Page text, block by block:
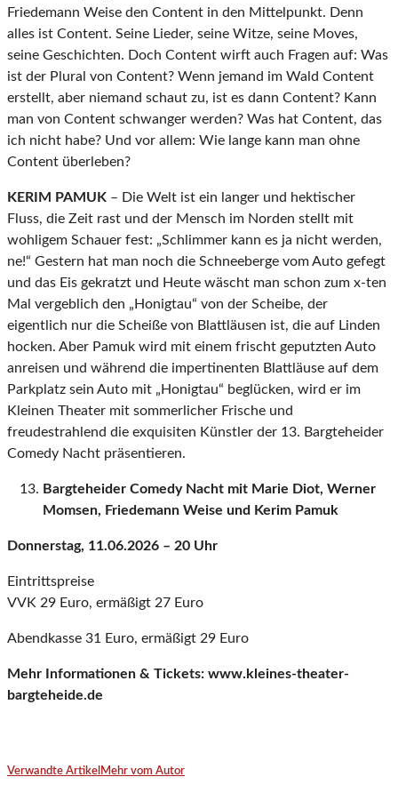
Friedemann Weise den Content in den Mittelpunkt. Denn
alles ist Content. Seine Lieder, seine Witze, seine Moves,
seine Geschichten. Doch Content wirft auch Fragen auf: Was
ist der Plural von Content? Wenn jemand im Wald Content
erstellt, aber niemand schaut zu, ist es dann Content? Kann
man von Content schwanger werden? Was hat Content, das
ich nicht habe? Und vor allem: Wie lange kann man ohne
Content überleben?
KERIM PAMUK – Die Welt ist ein langer und hektischer
Fluss, die Zeit rast und der Mensch im Norden stellt mit
wohligem Schauer fest: „Schlimmer kann es ja nicht werden,
ne!“ Gestern hat man noch die Schneeberge vom Auto gefegt
und das Eis gekratzt und Heute wäscht man schon zum x-ten
Mal vergeblich den „Honigtau“ von der Scheibe, der
eigentlich nur die Scheiße von Blattläusen ist, die auf Linden
hocken. Aber Pamuk wird mit einem frischt geputzten Auto
anreisen und während die impertinenten Blattläuse auf dem
Parkplatz sein Auto mit „Honigtau“ beglücken, wird er im
Kleinen Theater mit sommerlicher Frische und
freudestrahlend die exquisiten Künstler der 13. Bargteheider
Comedy Nacht präsentieren.
Bargteheider Comedy Nacht mit Marie Diot, Werner
Momsen, Friedemann Weise und Kerim Pamuk
Donnerstag, 11.06.2026 – 20 Uhr
Eintrittspreise
VVK 29 Euro, ermäßigt 27 Euro
Abendkasse 31 Euro, ermäßigt 29 Euro
Mehr Informationen & Tickets: www.kleines-theater-
bargteheide.de
Verwandte Artikel Mehr vom Autor